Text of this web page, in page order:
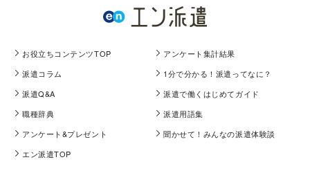
お役立ちコンテンツTOP
アンケート集計結果
派遣コラム
1分で分かる！派遣ってなに？
派遣Q&A
派遣で働くはじめてガイド
職種辞典
派遣用語集
アンケート&プレゼント
聞かせて！みんなの派遣体験談
エン派遣TOP